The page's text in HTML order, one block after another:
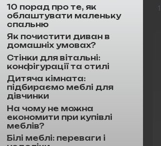
10 порад про те, як
облаштувати маленьку
спальню
Як почистити диван в
домашніх умовах?
Стінки для вітальні:
конфігурації та стилі
Дитяча кімната:
підбираємо меблі для
дівчинки
На чому не можна
економити при купівлі
меблів?
Білі меблі: переваги і